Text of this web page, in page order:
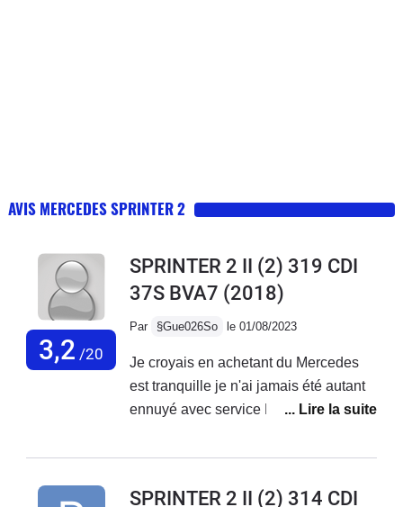
AVIS MERCEDES SPRINTER 2
3,2 /20
SPRINTER 2 II (2) 319 CDI
37S BVA7 (2018)
Par §Gue026So le 01/08/2023
Je croyais en achetant du Mercedes
est tranquille je n'ai jamais été autant
ennuyé avec service Mercedes France
je reste avec mes problèmes sur le
mois avec 20000 kmBatterie qui a
SPRINTER 2 II (2) 314 CDI